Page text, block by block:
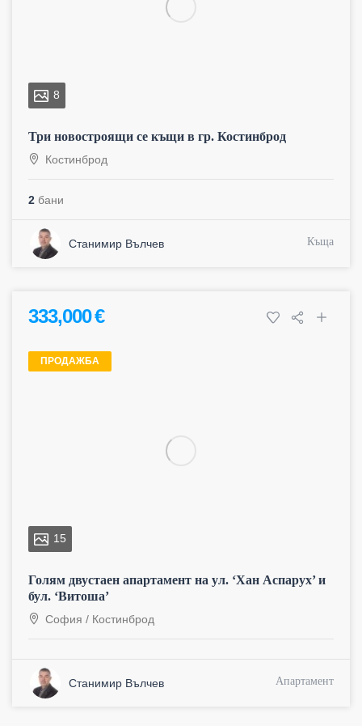
8
Три новостроящи се къщи в гр. Костинброд
Костинброд
2 бани
Станимир Вълчев Къща
333,000 €
ПРОДАЖБА
15
Голям двустаен апартамент на ул. ‘Хан Аспарух’ и
бул. ‘Витоша’
София / Костинброд
Станимир Вълчев Апартамент